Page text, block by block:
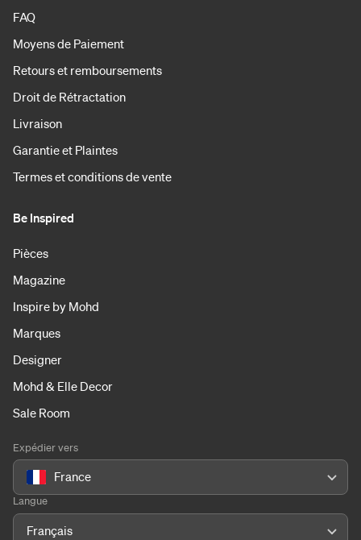
FAQ
Moyens de Paiement
Retours et remboursements
Droit de Rétractation
Livraison
Garantie et Plaintes
Termes et conditions de vente
Be Inspired
Pièces
Magazine
Inspire by Mohd
Marques
Designer
Mohd & Elle Decor
Sale Room
Expédier vers
France
Langue
Français